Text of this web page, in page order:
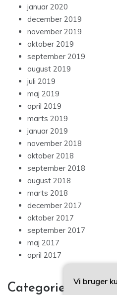
januar 2020
december 2019
november 2019
oktober 2019
september 2019
august 2019
juli 2019
maj 2019
april 2019
marts 2019
januar 2019
november 2018
oktober 2018
september 2018
august 2018
marts 2018
december 2017
oktober 2017
september 2017
maj 2017
april 2017
Categories
Vi bruger